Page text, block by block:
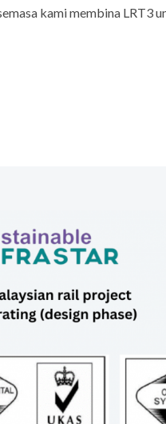
kami membina LRT3